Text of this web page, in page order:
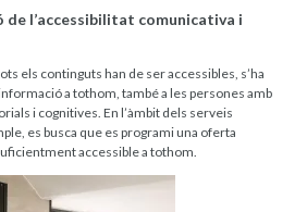
de l’accessibilitat comunicativa i
els continguts han de ser accessibles, s’ha
a tothom, també a les persones amb
i cognitives. En l’àmbit dels serveis
es busca que es programi una oferta
accessible a tothom.